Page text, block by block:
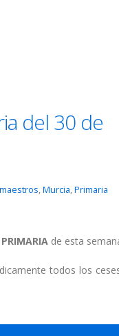
del 30 de
maestros,Murcia,Primaria
PRIMARIA de esta
todos los